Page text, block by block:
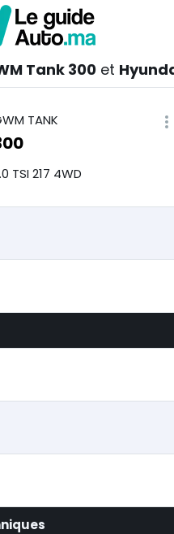
Tank 300 et
TANK
TSI 217 4WD